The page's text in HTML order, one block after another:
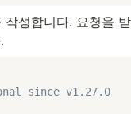
성합니다. 요청을
since v1.27.0